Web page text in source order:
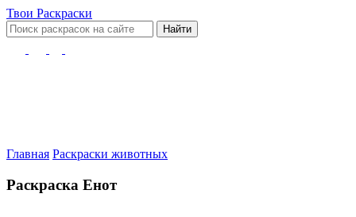
Твои Раскраски
Найти
Главная Раскраски животных
Раскраска Енот